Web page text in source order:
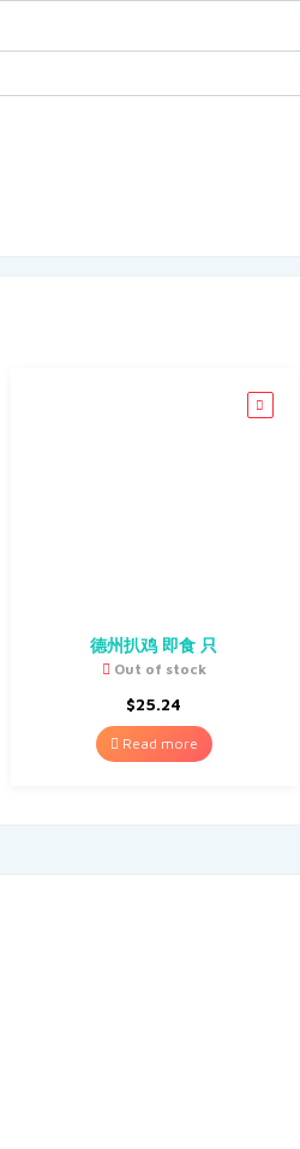
德州扒鸡 即食 只
Out of stock
$25.24
Read more